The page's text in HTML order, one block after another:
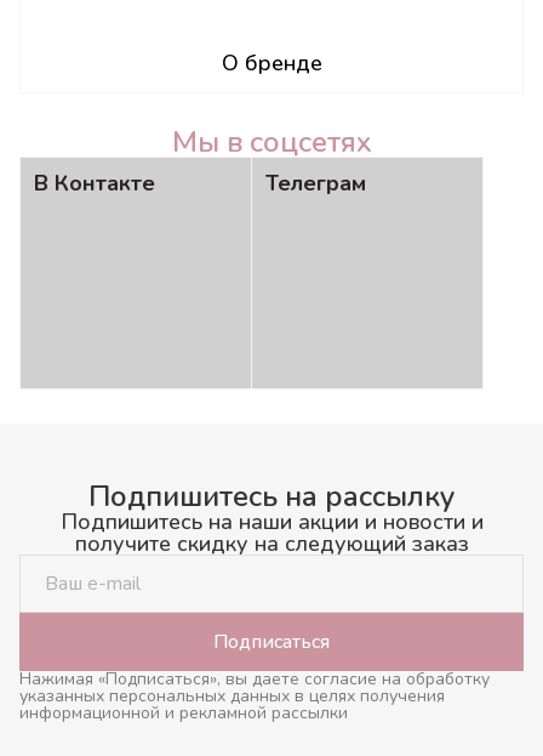
О бренде
Мы в соцсетях
В Контакте Телеграм
Подпишитесь на рассылку
Подпишитесь на наши акции и новости и
получите скидку на следующий заказ
Подписаться
Нажимая «Подписаться», вы даете согласие на обработку
указанных персональных данных в целях получения
информационной и рекламной рассылки